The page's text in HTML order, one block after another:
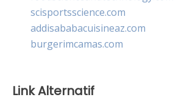
scisportsscience.com
addisababacuisineaz.com
burgerimcamas.com
Link Alternatif